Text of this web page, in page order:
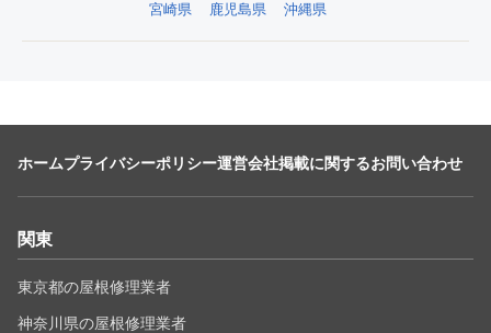
宮崎県 鹿児島県 沖縄県
ホームプライバシーポリシー運営会社掲載に関するお問い合わせ
関東
東京都の屋根修理業者
神奈川県の屋根修理業者